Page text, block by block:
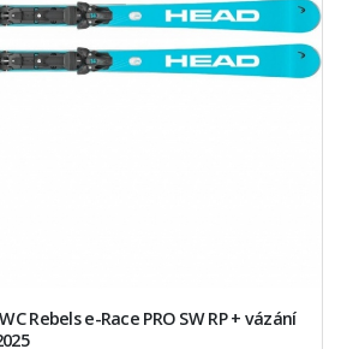
Rebels e-Race PRO SW RP + vázání